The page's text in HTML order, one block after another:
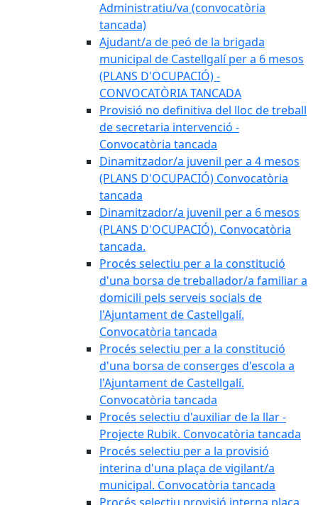
Administratiu/va (convocatòria
tancada)
Ajudant/a de peó de la brigada
municipal de Castellgalí per a 6 mesos
(PLANS D'OCUPACIÓ) -
CONVOCATÒRIA TANCADA
Provisió no definitiva del lloc de treball
de secretaria intervenció -
Convocatòria tancada
Dinamitzador/a juvenil per a 4 mesos
(PLANS D'OCUPACIÓ) Convocatòria
tancada
Dinamitzador/a juvenil per a 6 mesos
(PLANS D'OCUPACIÓ). Convocatòria
tancada.
Procés selectiu per a la constitució
d'una borsa de treballador/a familiar a
domicili pels serveis socials de
l'Ajuntament de Castellgalí.
Convocatòria tancada
Procés selectiu per a la constitució
d'una borsa de conserges d'escola a
l'Ajuntament de Castellgalí.
Convocatòria tancada
Procés selectiu d'auxiliar de la llar -
Projecte Rubik. Convocatòria tancada
Procés selectiu per a la provisió
interina d'una plaça de vigilant/a
municipal. Convocatòria tancada